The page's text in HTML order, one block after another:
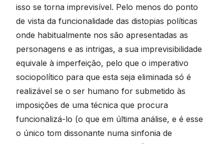
isso se torna imprevisível. Pelo menos do ponto
de vista da funcionalidade das distopias políticas
onde habitualmente nos são apresentadas as
personagens e as intrigas, a sua imprevisibilidade
equivale à imperfeição, pelo que o imperativo
sociopolítico para que esta seja eliminada só é
realizável se o ser humano for submetido às
imposições de uma técnica que procura
funcionalizá-lo (o que em última análise, e é esse
o único tom dissonante numa sinfonia de